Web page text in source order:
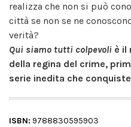
realizza che non si può
città se non se ne
verità?
Qui siamo tutti colpevoli è il
della regina del crime,
serie inedita che
ISBN: 9788830595903